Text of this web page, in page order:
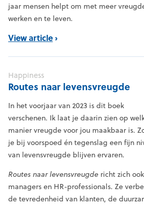
jaar mensen helpt om met meer
werken en te leven.
View article
Happiness
Routes naar levensvreugde
In het voorjaar van 2023 is dit boek
verschenen. Ik laat je daarin zien op
manier vreugde voor jou maakbaar is.
je bij voorspoed én tegenslag een fijn
van levensvreugde blijven ervaren.
Routes naar levensvreugde richt zich
managers en HR-professionals. Ze
de tevredenheid van klanten, de